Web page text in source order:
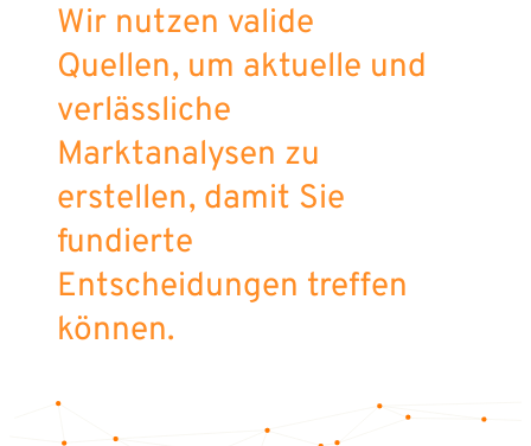
Wir nutzen valide
Quellen, um aktuelle und
verlässliche
Marktanalysen zu
erstellen, damit Sie
fundierte
Entscheidungen treffen
können.